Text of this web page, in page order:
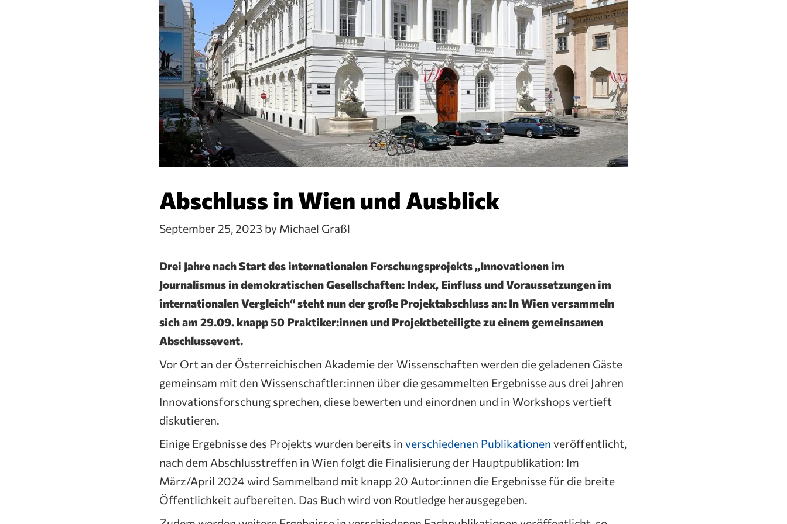
Abschluss in Wien und Ausblick
September 25, 2023 by Michael Graßl
Drei Jahre nach Start des internationalen Forschungsprojekts „Innovationen im
Journalismus in demokratischen Gesellschaften: Index, Einfluss und Voraussetzungen im
internationalen Vergleich“ steht nun der große Projektabschluss an: In Wien versammeln
sich am 29.09. knapp 50 Praktiker:innen und Projektbeteiligte zu einem gemeinsamen
Abschlussevent.
Vor Ort an der Österreichischen Akademie der Wissenschaften werden die geladenen Gäste
gemeinsam mit den Wissenschaftler:innen über die gesammelten Ergebnisse aus drei Jahren
Innovationsforschung sprechen, diese bewerten und einordnen und in Workshops vertieft
diskutieren.
Einige Ergebnisse des Projekts wurden bereits in verschiedenen Publikationen veröffentlicht,
nach dem Abschlusstreffen in Wien folgt die Finalisierung der Hauptpublikation: Im
März/April 2024 wird Sammelband mit knapp 20 Autor:innen die Ergebnisse für die breite
Öffentlichkeit aufbereiten. Das Buch wird von Routledge herausgegeben.